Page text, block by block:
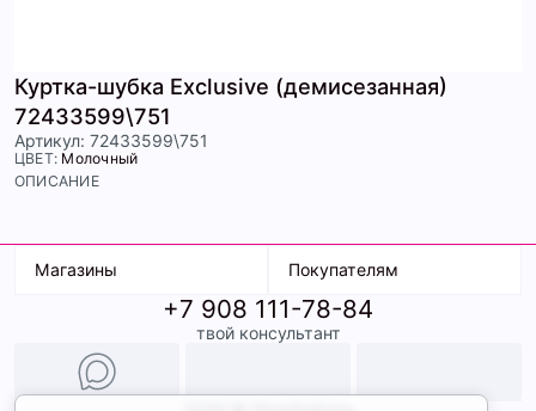
Куртка-шубка Exclusive (демисезанная)
72433599\751
Артикул: 72433599\751
ЦВЕТ: Молочный
ОПИСАНИЕ
Магазины
ТК Терминал
ТРК Континент
Покупателям
Доставка
Условия оплаты
Образы
+7 908 111-78-84
твой консультант